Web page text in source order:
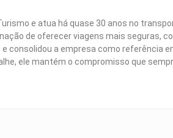
e atua há quase 30 anos no
de oferecer viagens mais seguras,
consolidou a empresa como referência
ele mantém o compromisso que